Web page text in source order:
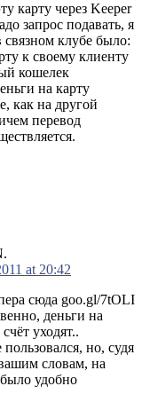
карту через Keeper
запрос подавать, я
клубе было:
к своему клиенту
кошелек
на карту
как на другой
перевод
at 20:42
сюда goo.gl/7tOLI
деньги на
уходят..
но, судя
словам, на
удобно